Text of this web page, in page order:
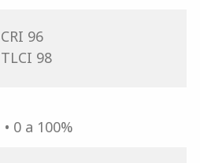
CRI 96
TLCI 98
• 0 a 100%